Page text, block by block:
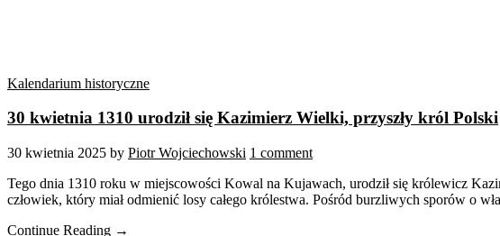
Kalendarium historyczne
30 kwietnia 1310 urodził się Kazimierz Wielki, przyszły król Polski
30 kwietnia 2025 by Piotr Wojciechowski 1 comment
Tego dnia 1310 roku w miejscowości Kowal na Kujawach, urodził się królewicz
człowiek, który miał odmienić losy całego królestwa. Pośród burzliwych sporów o
Continue Reading →